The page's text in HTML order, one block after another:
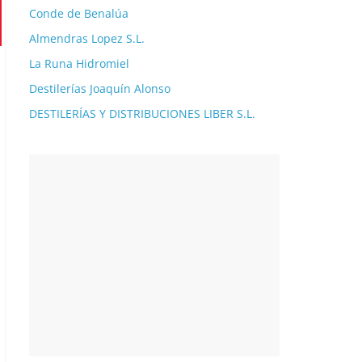
Conde de Benalúa
Almendras Lopez S.L.
La Runa Hidromiel
Destilerías Joaquín Alonso
DESTILERÍAS Y DISTRIBUCIONES LIBER S.L.